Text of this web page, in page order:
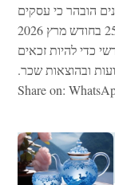
הובהר כי עסקים
יידרשו להוכיח ירידה במחזור החודשי של 25% בחודש מרץ 2026
הדו־חודשי כדי להיות זכאים
ובהוצאות שכר.